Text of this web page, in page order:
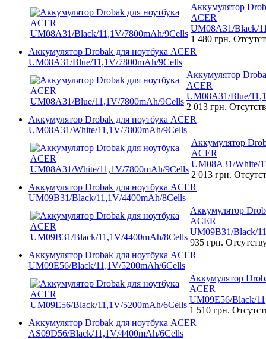
Аккумулятор
ACER
UM08A31/Black/
1 480 грн.
Аккумулятор Drobak для ноутбука ACER
UM08A31/Blue/11,1V/7800mAh/9Cells
Аккумулятор
ACER
UM08A31/Blue/
2 013 грн.
Аккумулятор Drobak для ноутбука ACER
UM08A31/White/11,1V/7800mAh/9Cells
Аккумулятор
ACER
UM08A31/White/
2 013 грн.
Аккумулятор Drobak для ноутбука ACER
UM09B31/Black/11,1V/4400mAh/8Cells
Аккумулятор
ACER
UM09B31/Black/
935 грн.
Аккумулятор Drobak для ноутбука ACER
UM09E56/Black/11,1V/5200mAh/6Cells
Аккумулятор
ACER
UM09E56/Black/
1 510 грн.
Аккумулятор Drobak для ноутбука ACER
AS09D56/Black/11,1V/4400mAh/6Cells